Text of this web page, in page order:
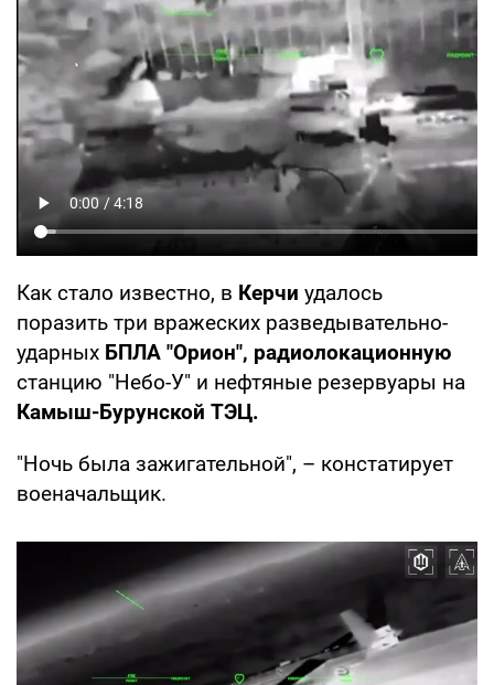
Как стало известно, в Керчи удалось
поразить три вражеских разведывательно-
ударных БПЛА "Орион", радиолокационную
станцию "Небо-У" и нефтяные резервуары на
Камыш-Бурунской ТЭЦ.
"Ночь была зажигательной", – констатирует
военачальщик.